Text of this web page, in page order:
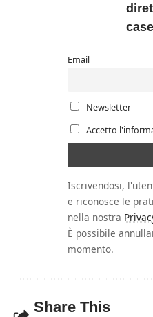
Email
Newsletter
Accetto
Iscrivendosi,
e riconosce le
nella nostra
È possibile
momento.
Share This